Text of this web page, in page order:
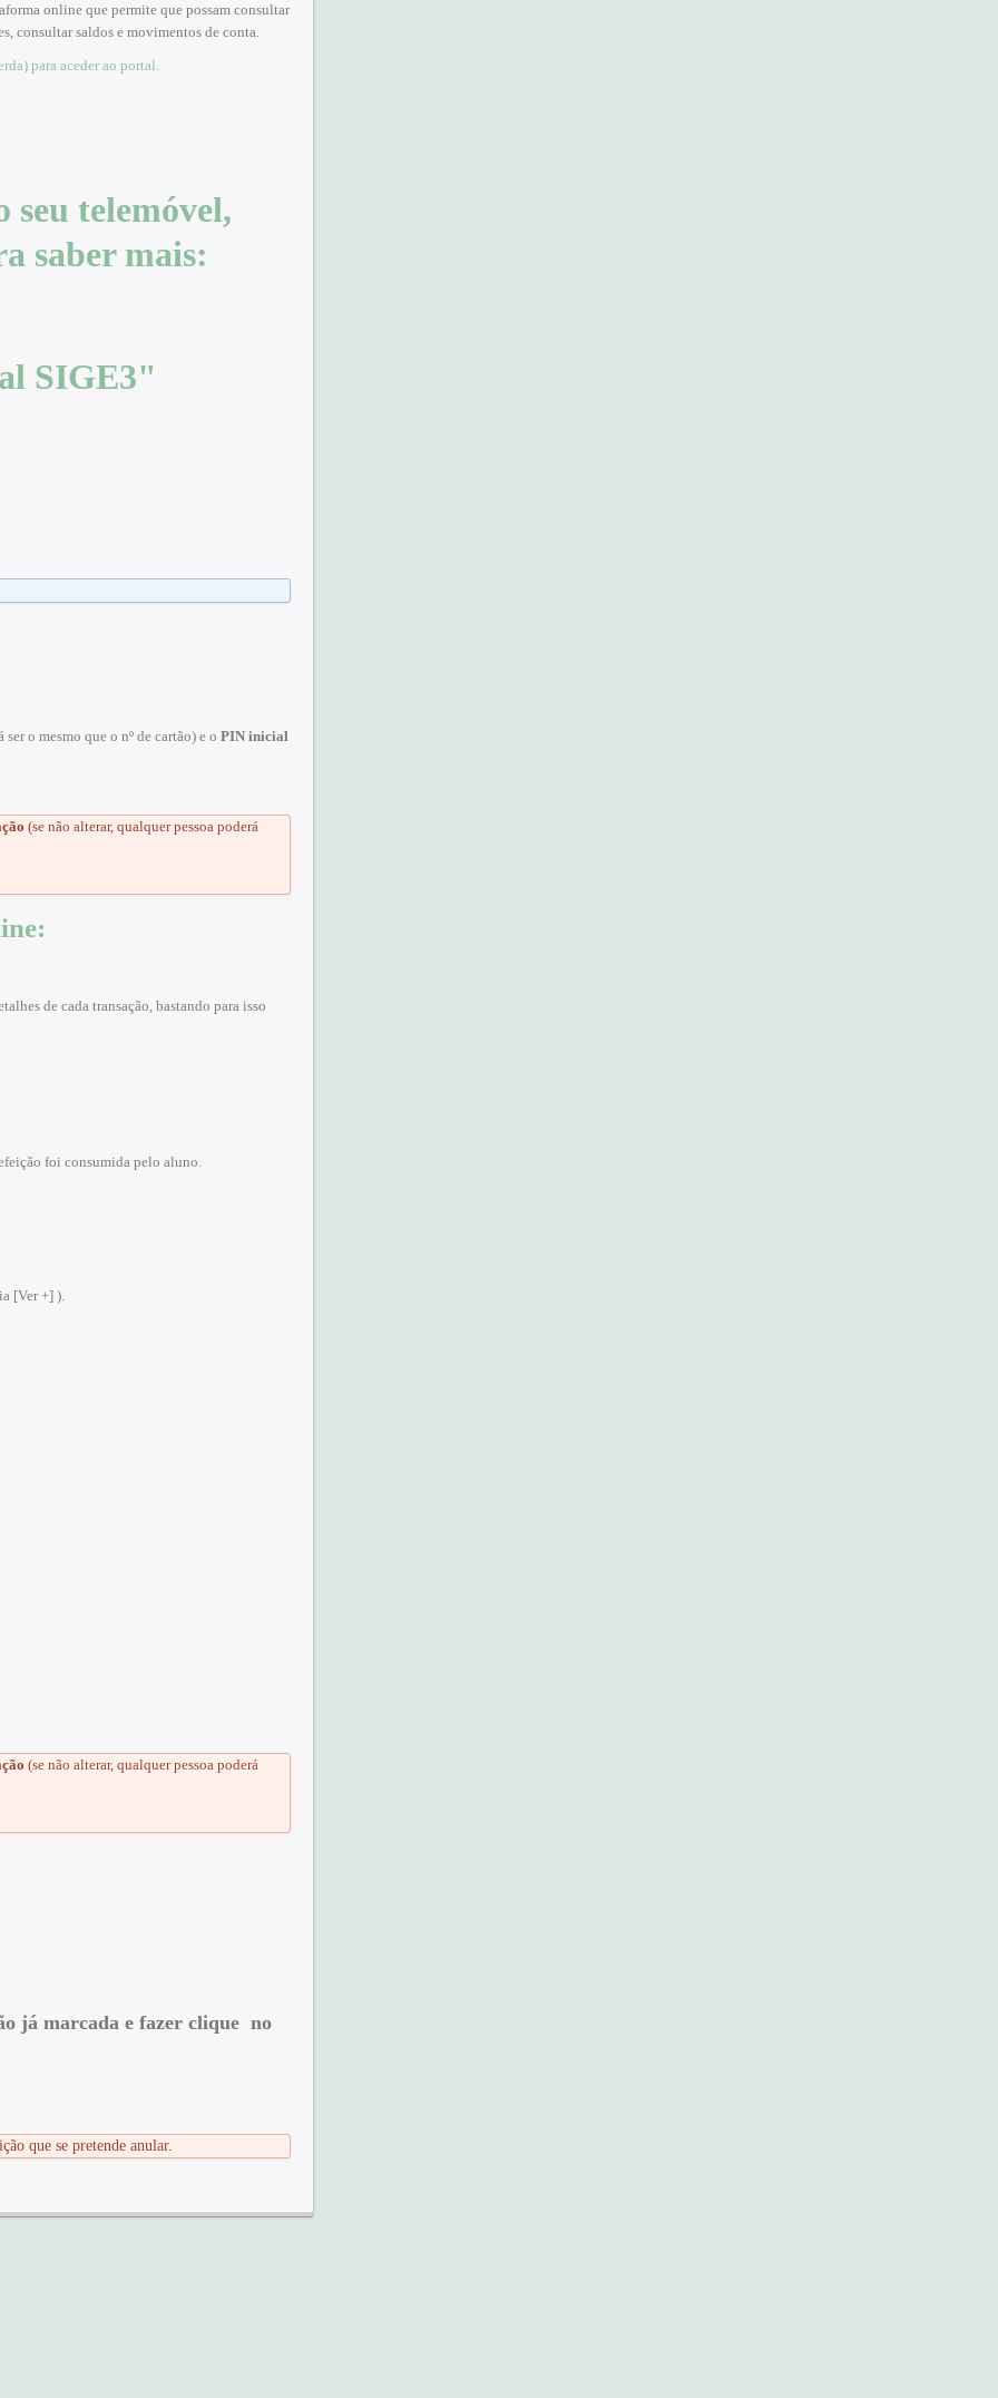
online que permite que possam consultar
consultar saldos e movimentos de conta.
para aceder ao portal.
seu telemóvel,
saber mais:
SIGE3"
o mesmo que o nº de cartão) e o PIN inicial
(se não alterar, qualquer pessoa poderá
de cada transação, bastando para isso
foi consumida pelo aluno.
[Ver +] ).
(se não alterar, qualquer pessoa poderá
já marcada e fazer clique no
que se pretende anular.